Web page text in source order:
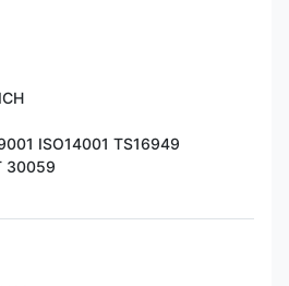
ISO14001 TS16949
30059